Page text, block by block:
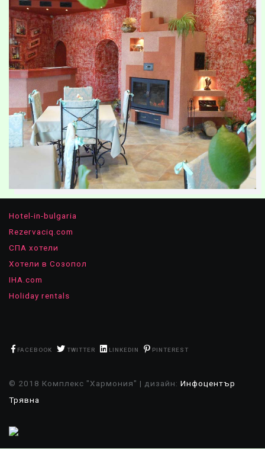
Hotel-in-bulgaria
Rezervaciq.com
СПА хотели
Хотели в Созопол
IHA.com
Holiday rentals
FACEBOOK TWITTER LINKEDIN PINTEREST
© 2018 Комплекс "Хармония" | дизайн: Инфоцентър
Трявна